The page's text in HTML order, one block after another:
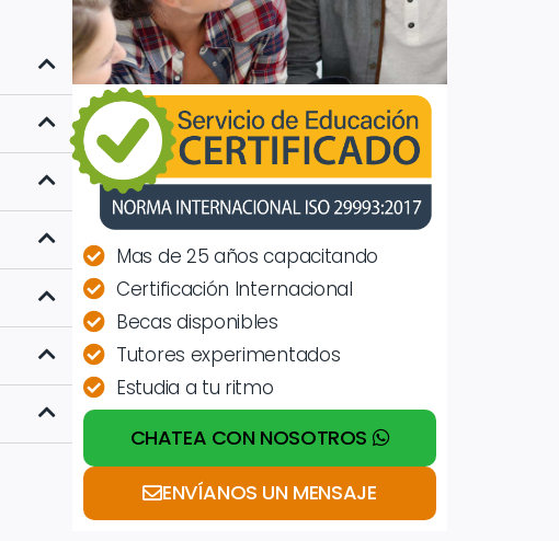
Mas de 25 años capacitando
Certificación Internacional
Becas disponibles
Tutores experimentados
Estudia a tu ritmo
CHATEA CON NOSOTROS
ENVÍANOS UN MENSAJE